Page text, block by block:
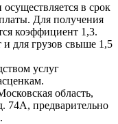
в срок
Для получения
коэффициент 1,3.
и для грузов свыше 1,5
услуг
область,
74А, предварительно